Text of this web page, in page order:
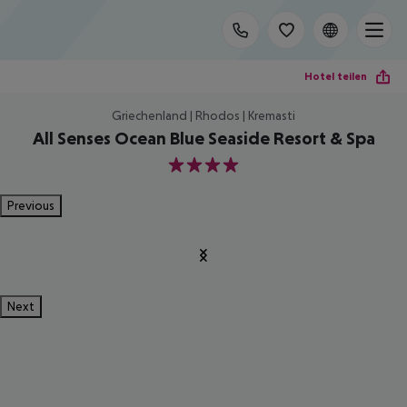
Hotel teilen
Griechenland | Rhodos | Kremasti
All Senses Ocean Blue Seaside Resort & Spa
4
Previous
Next